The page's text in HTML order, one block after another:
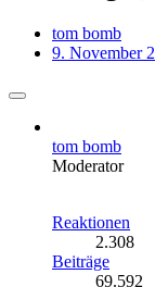
tom bomb
9. November
tom bomb
Moderator
Reaktionen
2.308
Beiträge
69.592